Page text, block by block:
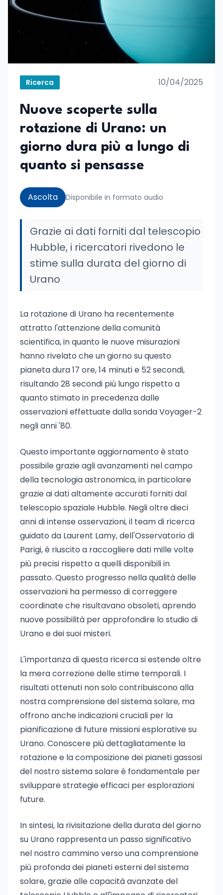
Ricerca 10/04/2025
Nuove scoperte sulla
rotazione di Urano: un
giorno dura più a lungo di
quanto si pensasse
Ascolta Disponibile in formato audio
Grazie ai dati forniti dal telescopio
Hubble, i ricercatori rivedono le
stime sulla durata del giorno di
Urano
La rotazione di Urano ha recentemente
attratto l'attenzione della comunità
scientifica, in quanto le nuove misurazioni
hanno rivelato che un giorno su questo
pianeta dura 17 ore, 14 minuti e 52 secondi,
risultando 28 secondi più lungo rispetto a
quanto stimato in precedenza dalle
osservazioni effettuate dalla sonda Voyager-2
negli anni '80.
Questo importante aggiornamento è stato
possibile grazie agli avanzamenti nel campo
della tecnologia astronomica, in particolare
grazie ai dati altamente accurati forniti dal
telescopio spaziale Hubble. Negli oltre dieci
anni di intense osservazioni, il team di ricerca
guidato da Laurent Lamy, dell'Osservatorio di
Parigi, è riuscito a raccogliere dati mille volte
più precisi rispetto a quelli disponibili in
passato. Questo progresso nella qualità delle
osservazioni ha permesso di correggere
coordinate che risultavano obsoleti, aprendo
nuove possibilità per approfondire lo studio di
Urano e dei suoi misteri.
L'importanza di questa ricerca si estende oltre
la mera correzione delle stime temporali. I
risultati ottenuti non solo contribuiscono alla
nostra comprensione del sistema solare, ma
offrono anche indicazioni cruciali per la
pianificazione di future missioni esplorative su
Urano. Conoscere più dettagliatamente la
rotazione e la composizione dei pianeti gassosi
del nostro sistema solare è fondamentale per
sviluppare strategie efficaci per esplorazioni
future.
In sintesi, la rivisitazione della durata del giorno
su Urano rappresenta un passo significativo
nel nostro cammino verso una comprensione
più profonda dei pianeti esterni del sistema
solare, grazie alle capacità avanzate del